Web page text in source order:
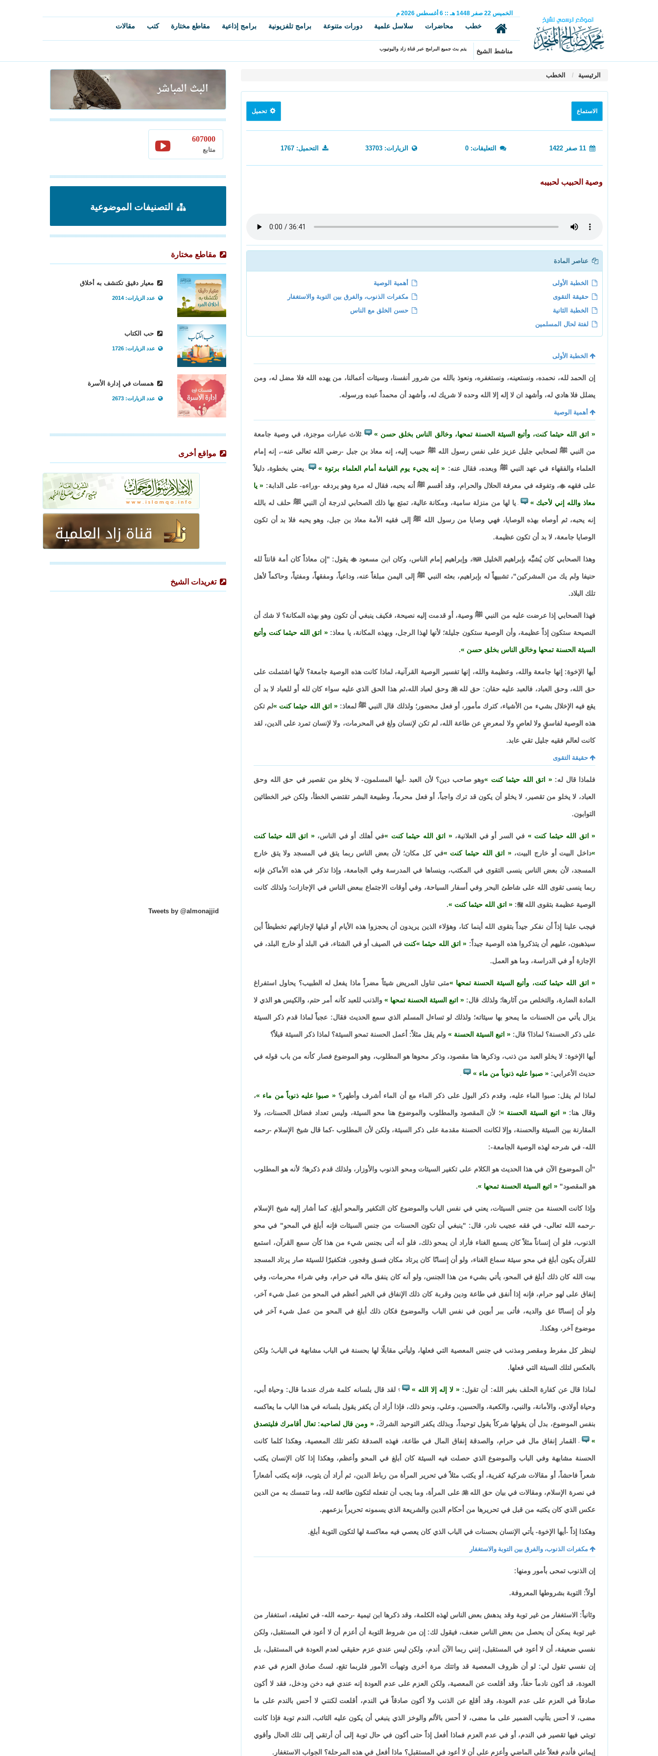
الخميس 22 صفر 1448 هـ ::
6 أغسطس 2026 م
خطب محاضرات سلاسل علمية دورات متنوعة برامج تلفزيونية برامج إذاعية مقاطع مختارة كتب مقالات
مناشط الشيخ يتم بث جميع البرامج عبر قناة زاد واليوتيوب
الرئيسية الخطب
الاستماع تحميل
التعليقات: 0 الزيارات: 33703 التحميل: 1767
وصية الحبيب لحبيبه
عناصر المادة
الخطبة الأولى
أهمية الوصية
حقيقة التقوى
مكفرات الذنوب، والفرق بين التوبة والاستغفار
الخطبة الثانية
حسن الخلق مع الناس
لفتة لحال المسلمين
الخطبة الأولى
إن الحمد لله، نحمده، ونستعينه، ونستغفره، ونعوذ بالله من شرور أنفسنا، وسيئات أعمالنا، من يهده الله فلا مضل له، ومن
يضلل فلا هادي له، وأشهد ان لا إله إلا الله وحده لا شريك له، وأشهد أن محمداً عبده ورسوله.
أهمية الوصية
اتق الله حيثما كنت، وأتبع السيئة الحسنة تمحها، وخالق الناس بخلق حسن .ثلاث عبارات موجزة، في وصية جامعة
من النبي ﷺ لصحابي جليل عزيز على نفس رسول الله ﷺ حبيب إليه، إنه معاذ بن جبل -رضي الله تعالى عنه-، إنه إمام
العلماء والفقهاء في عهد النبي ﷺ وبعده، فقال عنه: إنه يجيء يوم القيامة أمام العلماء برتوة .يعني بخطوة، دليلاً
على فقهه، وتفوقه في معرفة الحلال والحرام، وقد أقسم ﷺ أنه يحبه، فقال له مرة وهو يردفه -وراءه- على الدابة: يا
معاذ والله إني لأحبك .يا لها من منزلة سامية، ومكانة عالية، تمتع بها ذلك الصحابي لدرجة أن النبي ﷺ حلف له بالله
إنه يحبه، ثم أوصاه بهذه الوصايا، فهي وصايا من رسول الله ﷺ إلى فقيه الأمة معاذ بن جبل، وهو يحبه فلا بد أن تكون
الوصايا جامعة، لا بد أن تكون عظيمة.
وهذا الصحابي كان يُشبَّه بإبراهيم الخليل، وإبراهيم إمام الناس، وكان ابن مسعوديقول: "إن معاذاً كان أمة قانتاً لله
حنيفا ولم يك من المشركين"، تشبيهاً له بإبراهيم، بعثه النبي ﷺ إلى اليمن مبلغاً عنه، وداعياً، ومفقهاً، ومفتياً، وحاكماً لأهل
تلك البلاد.
فهذا الصحابي إذا عرضت عليه من النبي ﷺ وصية، أو قدمت إليه نصيحة، فكيف ينبغي أن تكون وهو بهذه المكانة؟ لا شك أن
النصيحة ستكون إذاً عظيمة، وأن الوصية ستكون جليلة؛ لأنها لهذا الرجل، وبهذه المكانة، يا معاذ: اتق الله حيثما كنت وأتبع
السيئة الحسنة تمحها وخالق الناس بخلق حسن .
أيها الإخوة: إنها جامعة والله، وعظيمة والله، إنها تفسير الوصية القرآنية، لماذا كانت هذه الوصية جامعة؟ لأنها اشتملت على
حق الله، وحق العباد، فالعبد عليه حقان: حق لله وحق لعباد الله،ثم هذا الحق الذي عليه سواء كان لله أو للعباد لا بد أن
يقع فيه الإخلال بشيء من الأشياء، كترك مأمور، أو فعل محضور؛ ولذلك قال النبي ﷺ لمعاذ: اتق الله حيثما كنت لم تكن
هذه الوصية لفاسقٍ ولا لعاصٍ ولا لمعرضٍ عن طاعة الله، لم تكن لإنسان ولغ في المحرمات، ولا لإنسان تمرد على الدين، لقد
كانت لعالم فقيه جليل تقي عابد.
حقيقة التقوى
فلماذا قال له: اتق الله حيثما كنت وهو صاحب دين؟ لأن العبد -أيها المسلمون- لا يخلو من تقصير في حق الله وحق
العباد، لا يخلو من تقصير، لا يخلو أن يكون قد ترك واجباً، أو فعل محرماً، وطبيعة البشر تقتضي الخطأ، ولكن خير الخطائين
التوابون.
اتق الله حيثما كنت في السر أو في العلانية، اتق الله حيثما كنت في أهلك أو في الناس، اتق الله حيثما كنت
داخل البيت أو خارج البيت، اتق الله حيثما كنت في كل مكان؛ لأن بعض الناس ربما يتق في المسجد ولا يتق خارج
المسجد، لأن بعض الناس ينسى التقوى في المكتب، وينساها في المدرسة وفي الجامعة، وإذا تذكر في هذه الأماكن فإنه
ربما ينسى تقوى الله على شاطئ البحر وفي أسفار السياحة، وفي أوقات الاجتماع ببعض الناس في الإجازات؛ ولذلك كانت
الوصية عظيمة بتقوى الله
: اتق الله حيثما كنت .
فيجب علينا إذاً أن نفكر جيداً بتقوى الله أينما كنا، وهؤلاء الذين يريدون أن يحجزوا هذه الأيام أو قبلها لإجازاتهم تخطيطاً أين
سيذهبون، عليهم أن يتذكروا هذه الوصية جيداً: اتق الله حيثما كنتفي الصيف أو في الشتاء، في البلد أو خارج البلد، في
الإجازة أو في الدراسة، وما هو العمل.
اتق الله حيثما كنت، وأتبع السيئة الحسنة تمحها متى تناول المريض شيئاً مضراً ماذا يفعل له الطبيب؟ يحاول استفراغ
المادة الضارة، والتخلص من آثارها؛ ولذلك قال: اتبع السيئة الحسنة تمحها والذنب للعبد كأنه أمر حتم، والكيس هو الذي لا
يزال يأتي من الحسنات ما يمحو بها سيئاته؛ ولذلك لو تساءل المسلم الذي سمع الحديث فقال: عجباً لماذا قدم ذكر السيئة
على ذكر الحسنة؟ لماذا؟ قال: اتبع السيئة الحسنة ولم يقل مثلاً: أعمل الحسنة تمحو السيئة؟ لماذا ذكر السيئة قبلاً؟
أيها الإخوة: لا يخلو العبد من ذنب، وذكرها هنا مقصود، وذكر محوها هو المطلوب، وهو الموضوع فصار كأنه من باب قوله في
حديث الأعرابي: صبوا عليه ذنوباً من ماء .
لماذا لم يقل: صبوا الماء عليه، وقدم ذكر البول على ذكر الماء مع أن الماء أشرف وأطهر؟ صبوا عليه ذنوباً من ماء ،
وقال هنا: اتبع السيئة الحسنة ؛ لأن المقصود والمطلوب والموضوع هنا محو السيئة، وليس تعداد فضائل الحسنات، ولا
المقارنة بين السيئة والحسنة، وإلا لكانت الحسنة مقدمة على ذكر السيئة، ولكن لأن المطلوب -كما قال شيخ الإسلام -رحمه
الله- في شرحه لهذه الوصية الجامعة-:
"أن الموضوع الآن في هذا الحديث هو الكلام على تكفير السيئات ومحو الذنوب والأوزار، ولذلك قدم ذكرها؛ لأنه هو المطلوب
هو المقصود" اتبع السيئة الحسنة تمحها .
وإذا كانت الحسنة من جنس السيئات، يعني في نفس الباب والموضوع كان التكفير والمحو أبلغ، كما أشار إليه شيخ الإسلام
-رحمه الله تعالى- في فقه عجيب نادر، قال: "ينبغي أن تكون الحسنات من جنس السيئات فإنه أبلغ في المحو" في محو
الذنوب، فلو أن إنساناً مثلاً كان يسمع الغناء فأراد أن يمحو ذلك، فلو أنه أتى بجنس شيء من هذا كأن سمع القرآن، استمع
للقرآن يكون أبلغ في محو سيئة سماع الغناء، ولو أن إنسانًا كان يرتاد مكان فسق وفجور، فتكفيرًا للسيئة صار يرتاد المسجد
بيت الله كان ذلك أبلغ في المحو، يأتي بشيء من هذا الجنس، ولو أنه كان ينفق ماله في حرام، وفي شراء محرمات، وفي
إنفاق على لهو حرام، فإنه إذا أنفق في طاعة ودين وقربة كان ذلك الإنفاق في الخير أعظم في المحو من عمل شيء آخر،
ولو أن إنسانًا عق والديه، فأتى ببر أبوين في نفس الباب والموضوع فكان ذلك أبلغ في المحو من عمل شيء آخر في
موضوع آخر، وهكذا.
لينظر كل مفرط ومقصر ومذنب في جنس المعصية التي فعلها، وليأتي مقابلًا لها بحسنة في الباب مشابهة في الباب؛ ولكن
بالعكس لتلك السيئة التي فعلها.
لماذا قال عن كفارة الحلف بغير الله: أن تقول: لا إله إلا الله ؟ لقد قال بلسانه كلمة شرك عندما قال: وحياة أبي،
وحياة أولادي، والأمانة، والنبي، والكعبة، والحسين، وعلي، ونحو ذلك، فإذا أراد أن يكفر يقول بلسانه في هذا الباب ما يعاكسه
بنفس الموضوع، بدل أن يقولها شركاً يقول توحيداً، وبذلك يكفر التوحيد الشركَ، ومن قال لصاحبه: تعال أقامرك فليتصدق
، القمار إنفاق مال في حرام، والصدقة إنفاق المال في طاعة، فهذه الصدقة تكفر تلك المعصية، وهكذا كلما كانت
الحسنة مشابهة وفي الباب والموضوع الذي حصلت فيه السيئة كان أبلغ في المحو وأعظم، وهكذا إذا كان الإنسان يكتب
شعراً فاحشاً، أو مقالات شركية كفرية، أو يكتب مثلاً في تحرير المرأة من رباط الدين، ثم أراد أن يتوب، فإنه يكتب أشعاراً
في نصرة الإسلام، ومقالات في بيان حق الله على المرأة، وما يجب أن تفعله لتكون طائعة لله، وما تتمسك به من الدين
عكس الذي كان يكتبه من قبل في تحريرها من أحكام الدين والشريعة الذي يسمونه تحريراً بزعمهم.
وهكذا إذاً -أيها الإخوة- يأتي الإنسان بحسنات في الباب الذي كان يعصي فيه معاكسة لها لتكون التوبة أبلغ.
مكفرات الذنوب، والفرق بين التوبة والاستغفار
إن الذنوب تمحى بأمور ومنها:
أولاً: التوبة بشروطها المعروفة.
وثانياً: الاستغفار من غير توبة وقد يدهش بعض الناس لهذه الكلمة، وقد ذكرها ابن تيمية -رحمه الله- في تعليقه، استغفار من
غير توبة يمكن أن يحصل من بعض الناس ضعف، فيقول لك: إن من شروط التوبة أن أعزم أن لا أعود في المستقبل، ولكن
نفسي ضعيفة، أن لا أعود في المستقبل، إنني ربما الآن أندم، ولكن ليس عندي عزم حقيقي لعدم العودة في المستقبل، بل
إن نفسي تقول لي: لو أن ظروف المعصية قد واتتك مرة أخرى وتهيأت الأمور فلربما تقع، لستُ صادق العزم في عدم
العودة، قد أكون نادماً حقاً، وقد أقلعت عن المعصية، ولكن العزم على عدم العودة إنه عندي فيه دخن ودخل، فقد لا أكون
صادقاً في العزم على عدم العودة، وقد أقلع عن الذنب ولا أكون صادقاً في الندم، أقلعت لكنني لا أحس بالندم على ما
مضى، لا أحس بتأنيب الضمير على ما مضى، لا أحس بالألم والوخز الذي ينبغي أن يكون عليه التائب، الندم توبة فإذا كانت
توبتي فيها تقصير في الندم، أو في عدم العزم فماذا أفعل إذاً حتى أكون في حال توبة إلى أن أرتقي إلى تلك الحال وأقوي
إيماني فأندم فعلاً على الماضي وأعزم على أن لا أعود في المستقبل؟ ماذا أفعل في هذه المرحلة؟ الجواب الاستغفار.
607000
متابع
التصنيفات الموضوعية
مقاطع مختارة
معيار دقيق تكتشف به أخلاق
عدد الزيارات: 2014
حب الكتاب
عدد الزيارات: 1726
همسات في إدارة الأسرة
عدد الزيارات: 2673
مواقع أخرى
تغريدات الشيخ
Tweets by @almonajjid